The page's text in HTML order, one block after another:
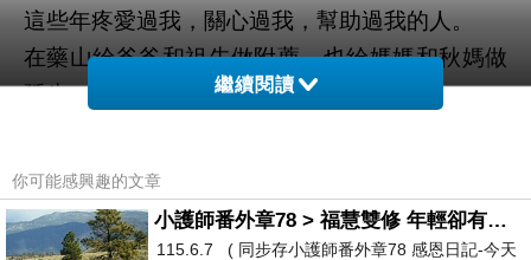
這些年疼愛過我，關心過我，幫助過我的人。
在藥山給爸爸和祖先做附薦，也給媽媽和秋媽做
延生，秋媽很高興，表示婚後把我當女兒。
婚照，只會簽一張紙。
我從沒想過有一天我會結婚的，也沒想過是跟一
個台灣人，並且會到台灣旅居。
繼續閱讀
你可能感興趣的文章
小護師番外章78 > 福慧雙修 年輕卻有個老靈魂 ㄑ金剛經〉podcast
115.6.7 ( 同步存小護師番外章78 感恩日記-今天